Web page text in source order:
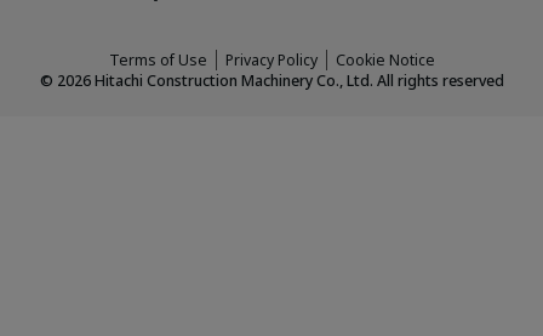
Terms of Use Privacy Policy
Cookie Notice
© 2026Hitachi Construction Machinery Co., Ltd. All rights reserved